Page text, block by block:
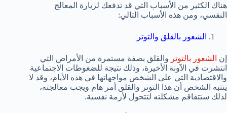
هناك الكثير من الأسباب التي قد تدفعك لزيارة المعالج
النفسي، ومن هذه الأسباب التالي:
الشعور بالقلق والتوتر
إن الشعور بالتوتر والقلق بصفة مستمرة من الأمراض التي
انتشرت في الآونة الأخيرة، وذلك نتيجة للضغوطات الاجتماعية
والاقتصادية التي على الشخص مواجهاتها في هذه الأيام، وقد لا
ينتبه الشخص أن هذا التوتر والقلق أمر هام ويجب معالجته،
لذلك ستتفاقم مشكلته لتتحول لأزمة نفسية.